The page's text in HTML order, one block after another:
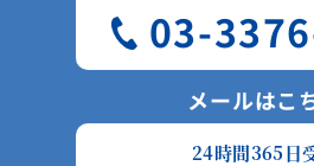
03-
メールはこ
24時間365日